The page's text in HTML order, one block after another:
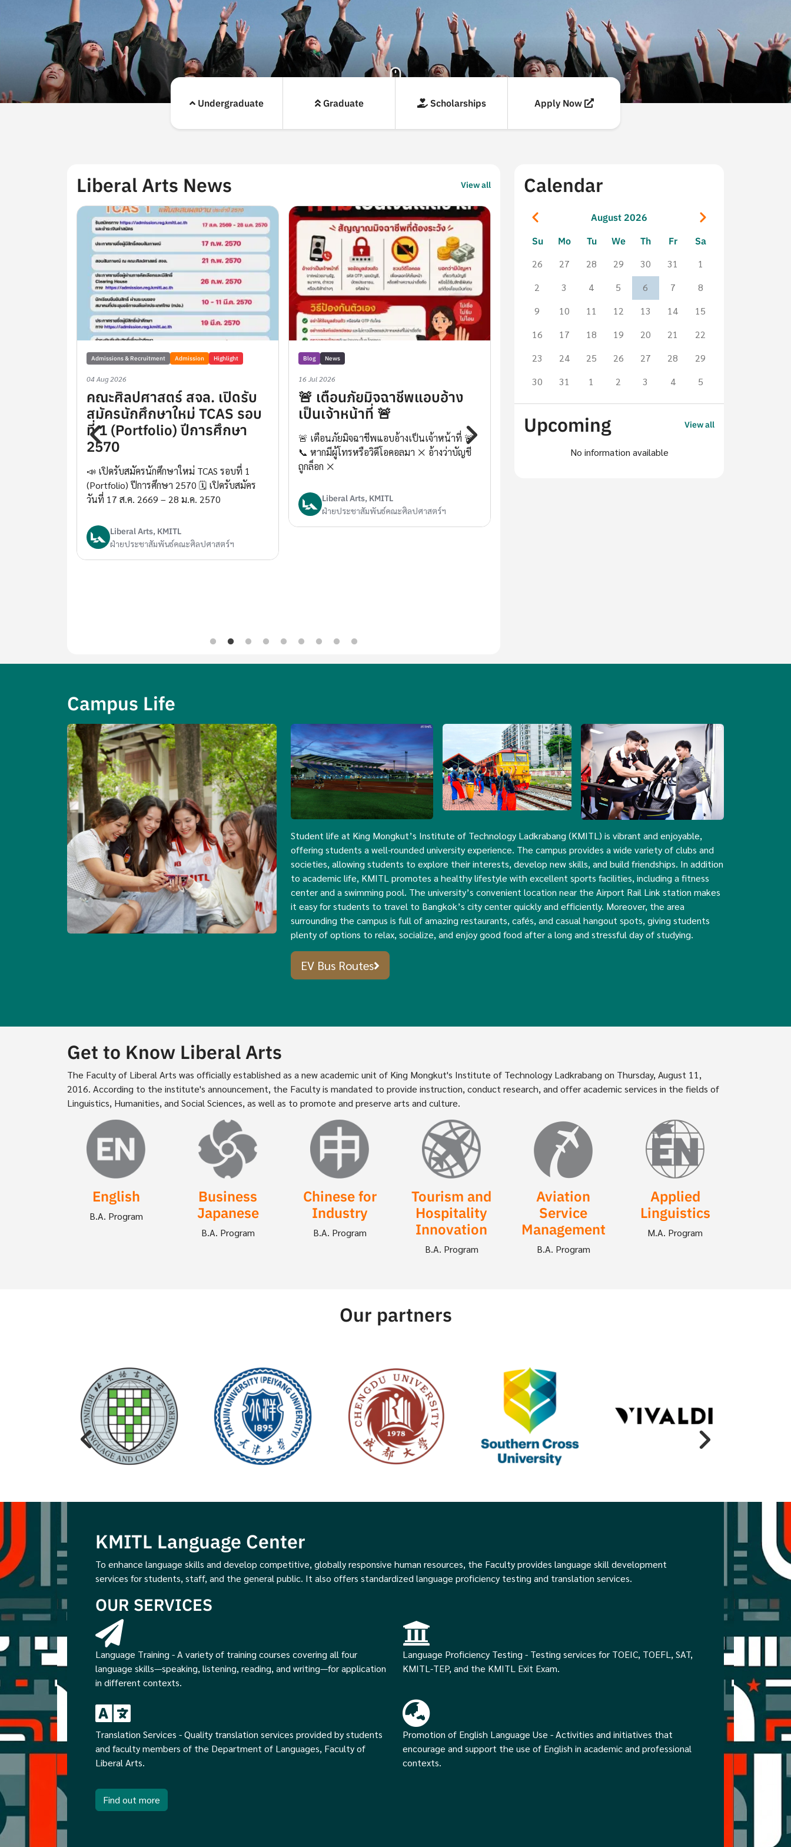
Highlights
Undergraduate Graduate Scholarships Apply Now
Liberal Arts News View all
Admissions & Recruitment Admission Highlight
04 Aug 2026
คณะศิลปศาสตร์ สจล. เปิดรับ
สมัครนักศึกษาใหม่ TCAS รอบ
ที่ 1 (Portfolio) ปีการศึกษา
2570
📣 เปิดรับสมัครนักศึกษาใหม่ TCAS รอบที่ 1
(Portfolio) ปีการศึกษา 2570 🗓️ เปิดรับสมัคร
วันที่ 17 ส.ค. 2669 – 28 ม.ค. 2570
Liberal Arts, KMITL
ฝ่ายประชาสัมพันธ์คณะศิลปศาสตร์ฯ
Blog News
16 Jul 2026
🚨 เตือนภัยมิจฉาชีพแอบอ้าง
เป็นเจ้าหน้าที่ 🚨
🚨 เตือนภัยมิจฉาชีพแอบอ้างเป็นเจ้าหน้าที่ 🚨
📞 หากมีผู้โทรหรือวิดีโอคอลมา ❌ อ้างว่าบัญชี
ถูกล็อก ❌
Liberal Arts, KMITL
ฝ่ายประชาสัมพันธ์คณะศิลปศาสตร์ฯ
News Student Activities
16 Jul 2026
โครงการฝึกงานต่างประเทศ
📢 เตือนภัยมิจฉาชีพแอบอ้างโครงการฝึกงานต่าง
ประเทศ ⚠️ คณะศิลปศาสตร์ สจล. ขอแจ้งเตือน
Calendar
Pagination
Previous August 2026 Next
Su Mo Tu We Th Fr Sa
26 27 28 29 30 31
1
2
3 4 5 6 7
8
9
10 11 12 13 14
15
16
17 18 19 20 21
22
23
24 25 26 27 28
29
30
31 1 2 3 4 5
Upcoming View all
No information available
Campus Life
Image Image Image Image
Student life at King Mongkut’s Institute of Technology Ladkrabang (KMITL) is vibrant and enjoyable,
offering students a well-rounded university experience. The campus provides a wide variety of clubs and
societies, allowing students to explore their interests, develop new skills, and build friendships. In addition
to academic life, KMITL promotes a healthy lifestyle with excellent sports facilities, including a fitness
center and a swimming pool. The university’s convenient location near the Airport Rail Link station makes
it easy for students to travel to Bangkok’s city center quickly and efficiently. Moreover, the area
surrounding the campus is full of amazing restaurants, cafés, and casual hangout spots, giving students
plenty of options to relax, socialize, and enjoy good food after a long and stressful day of studying.
EV Bus Routes
Get to Know Liberal Arts
The Faculty of Liberal Arts was officially established as a new academic unit of King Mongkut's Institute of Technology Ladkrabang on Thursday, August 11,
2016. According to the institute's announcement, the Faculty is mandated to provide instruction, conduct research, and offer academic services in the fields of
Linguistics, Humanities, and Social Sciences, as well as to promote and preserve arts and culture.
Image
English
B.A. Program
Image
Business
Japanese
B.A. Program
Image
Chinese for
Industry
B.A. Program
Image
Tourism and
Hospitality
Innovation
B.A. Program
Aviation
Service
Management
B.A. Program
Applied
Linguistics
M.A. Program
Our partners
KMITL Language Center
To enhance language skills and develop competitive, globally responsive human resources, the Faculty provides language skill development
services for students, staff, and the general public. It also offers standardized language proficiency testing and translation services.
OUR SERVICES
Language Training - A variety of training courses covering all four
language skills—speaking, listening, reading, and writing—for application
in different contexts.
Language Proficiency Testing - Testing services for TOEIC, TOEFL, SAT,
KMITL-TEP, and the KMITL Exit Exam.
Translation Services - Quality translation services provided by students
and faculty members of the Department of Languages, Faculty of
Liberal Arts.
Promotion of English Language Use - Activities and initiatives that
encourage and support the use of English in academic and professional
contexts.
Find out more